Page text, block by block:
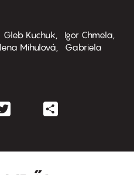
Gleb Kuchuk
Igor Chmela
Mihulová
Gabriela